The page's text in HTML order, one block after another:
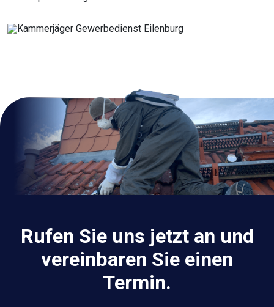
Rufen Sie uns jetzt an und
vereinbaren Sie einen
Termin.